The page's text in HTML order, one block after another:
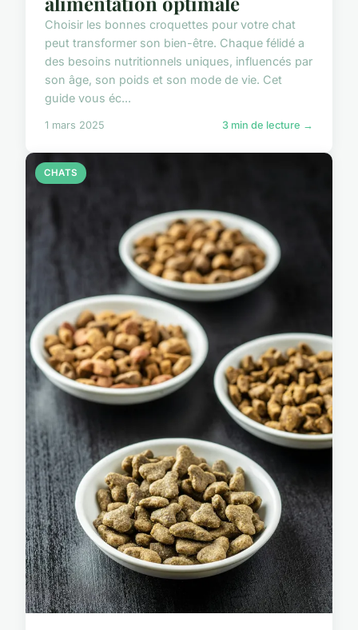
Choisir les bonnes croquettes pour votre chat
peut transformer son bien-être. Chaque félidé a
des besoins nutritionnels uniques, influencés par
son âge, son poids et son mode de vie. Cet
guide vous éc...
1 mars 2025 3 min de lecture →
CHATS